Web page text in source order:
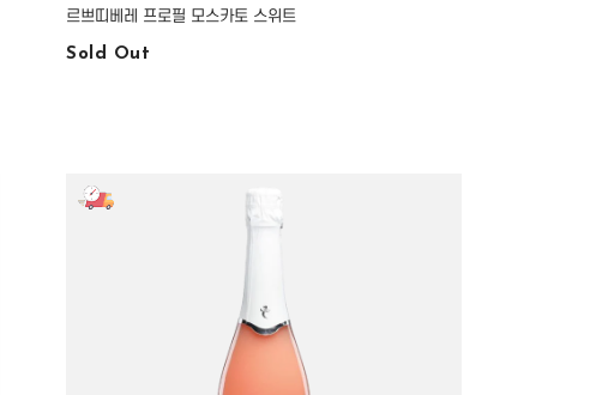
르쁘띠베레 프로필 모스카토 스위트
Sold Out